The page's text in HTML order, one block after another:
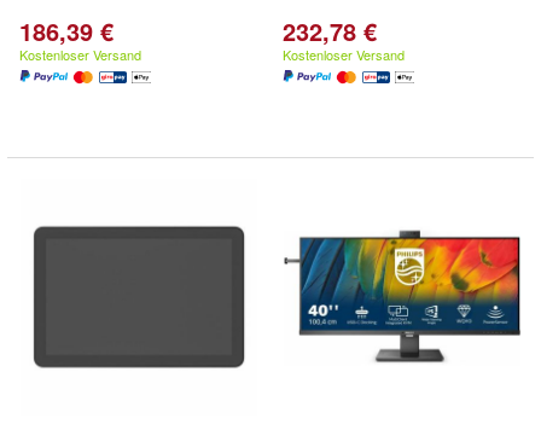
186,39 €
Kostenloser Versand
232,78 €
Kostenloser Versand